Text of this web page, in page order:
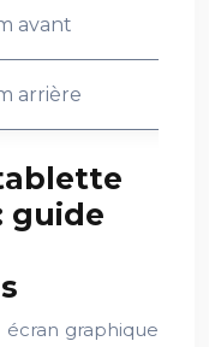
avant
arrière
guide
graphique